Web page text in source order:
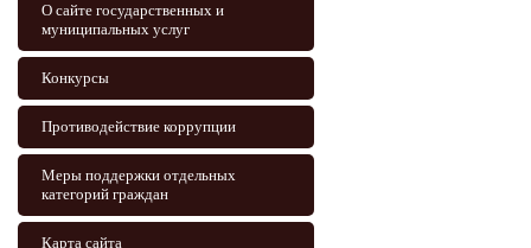
О сайте государственных и
муниципальных услуг
Конкурсы
Противодействие коррупции
Меры поддержки отдельных
категорий граждан
Карта сайта